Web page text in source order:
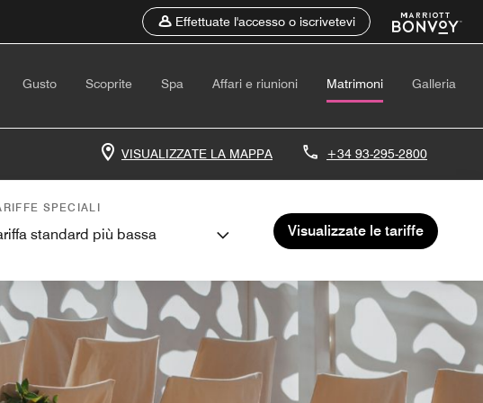
Effettuate l'accesso o iscrivetevi
Gusto Scoprite Spa Affari e riunioni Matrimoni Galleria
VISUALIZZATE LA MAPPA +34 93-295-2800
SPECIALI
standard più bassa Visualizzate le tariffe